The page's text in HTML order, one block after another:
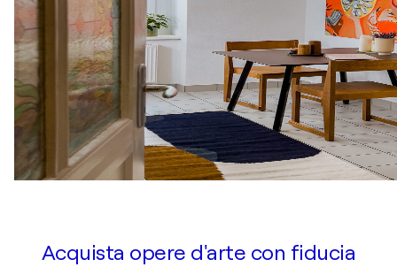
Acquista opere d'arte con fiducia